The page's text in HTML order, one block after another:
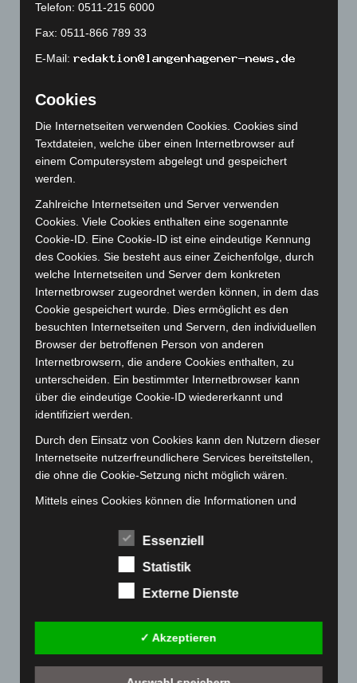
Januar 2024(111)
Dezember 2023 (130)
November 2023(130)
August 2023(134)
Juli 2023(118)
Juni 2023
Mai 2023(139)
April 2023 (155)
März 2023(174)
Februar 2023(154)
Januar 2023
(140)
Dezember 2022(130)
November 2022(167)
Oktober 2022
(166)
September 2022(205)
August 2022 (166)
Juli 2022(133)
Juni 2022
(167)
Mai 2022
(177)
Telefon: 0511-215 6000
Fax: 0511-866 789 33
E-Mail:
Cookies
Die Internetseiten verwenden Cookies. Cookies sind
Textdateien, welche über einen Internetbrowser auf
einem Computersystem abgelegt und gespeichert
werden.
Zahlreiche Internetseiten und Server verwenden
Cookies. Viele Cookies enthalten eine sogenannte
Cookie-ID. Eine Cookie-ID ist eine eindeutige Kennung
des Cookies. Sie besteht aus einer Zeichenfolge, durch
welche Internetseiten und Server dem konkreten
Internetbrowser zugeordnet werden können, in dem das
Cookie gespeichert wurde. Dies ermöglicht es den
besuchten Internetseiten und Servern, den individuellen
Browser der betroffenen Person von anderen
Internetbrowsern, die andere Cookies enthalten, zu
unterscheiden. Ein bestimmter Internetbrowser kann
über die eindeutige Cookie-ID wiedererkannt und
identifiziert werden.
Durch den Einsatz von Cookies kann den Nutzern dieser
Internetseite nutzerfreundlichere Services bereitstellen,
die ohne die Cookie-Setzung nicht möglich wären.
Mittels eines Cookies können die Informationen und
Benutzers optimiert werden. Cookies ermöglichen uns,
wie bereits erwähnt, die Benutzer unserer Internetseite
wiederzuerkennen. Zweck dieser Wiedererkennung ist
es, den Nutzern die Verwendung unserer Internetseite
Cookies verwendet, muss beispielsweise nicht bei jedem
Besuch der Internetseite erneut seine Zugangsdaten
eingeben, weil dies von der Internetseite und dem auf
dem Computersystem des Benutzers abgelegten Cookie
Essenziell
Statistik
Externe Dienste
✓ Akzeptieren